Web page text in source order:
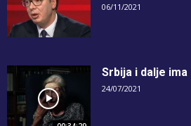
06/11/2021
Srbija i dalje ima
24/07/2021